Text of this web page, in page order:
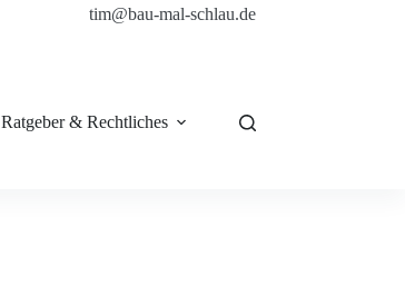
tim@bau-mal-schlau.de
Ratgeber & Rechtliches Shop